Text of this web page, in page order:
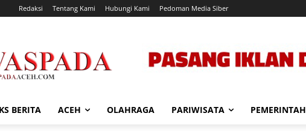
Redaksi Tentang Kami Hubungi Kami Pedoman Media Siber
BERITA ACEH OLAHRAGA PARIWISATA PEMERINTAH